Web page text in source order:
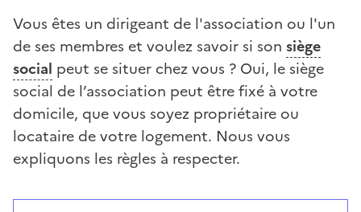
Vous êtes un dirigeant de l'association ou l'un
de ses membres et voulez savoir si son siège
social peut se situer chez vous ? Oui, le siège
social de l’association peut être fixé à votre
domicile, que vous soyez propriétaire ou
locataire de votre logement. Nous vous
expliquons les règles à respecter.
Répondez aux questions successives et les réponses
Vous avez choisi